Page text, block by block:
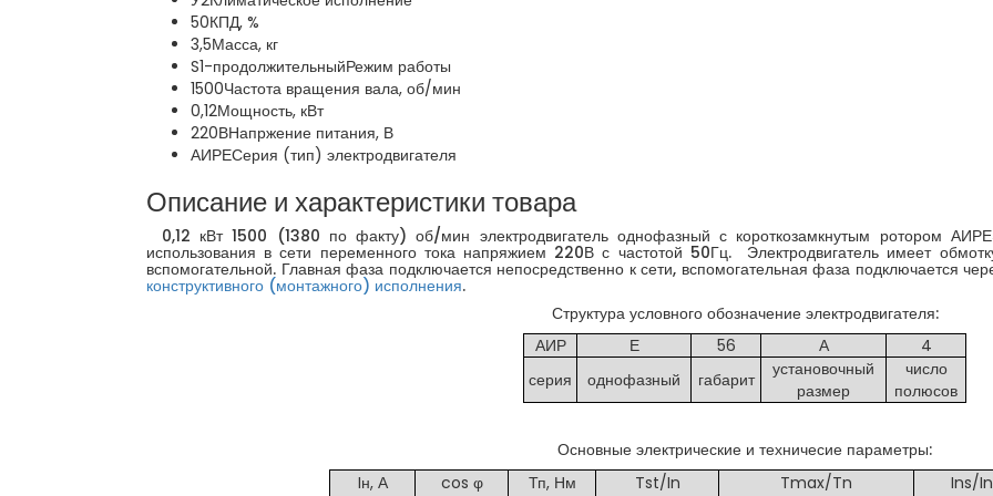
50КПД, %
3,5Масса, кг
S1-продолжительныйРежим работы
1500Частота вращения вала, об/мин
0,12Мощность, кВт
220ВНапржение питания, В
АИРЕСерия (тип) электродвигателя
Описание и характеристики товара
0,12 кВт 1500 (1380 по факту) об/мин электродвигатель однофазный с короткозамкнутым ротором
использования в сети переменного тока напряжием 220В с частотой 50Гц. Электродвигатель имеет
вспомогательной. Главная фаза подключается непосредственно к сети, вспомогательная фаза подключается
конструктивного (монтажного) исполнения.
Структура условного обозначение электродвигателя:
АИР
Е 56 А
4
серия
однофазный габарит
установочный
размер
число
полюсов
Основные электрические и техничесие параметры:
Iн, А
cos φ Тп, Нм Tst/In Tmax/Tn Ins/In